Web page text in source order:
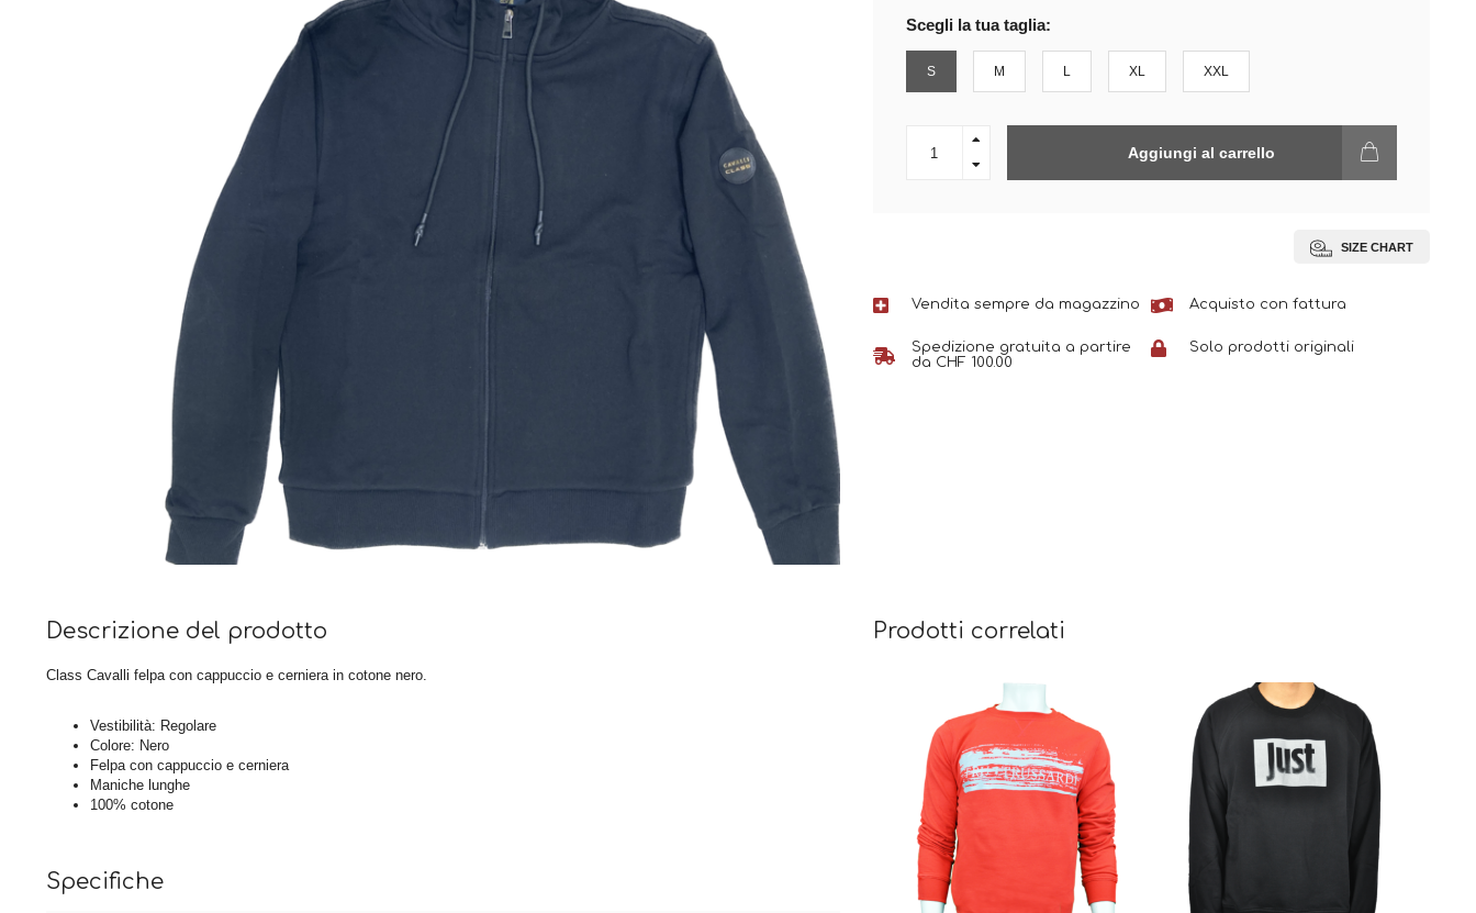
Scegli la tua taglia:
S M L XL XXL
Aggiungi al carrello
SIZE CHART
Vendita sempre da magazzino Acquisto con fattura
Spedizione gratuita a partire
da CHF 100.00
Solo prodotti originali
Descrizione del prodotto
Class Cavalli felpa con cappuccio e cerniera in cotone nero.
Vestibilità: Regolare
Colore: Nero
Felpa con cappuccio e cerniera
Maniche lunghe
100% cotone
Specifiche
Prodotti correlati